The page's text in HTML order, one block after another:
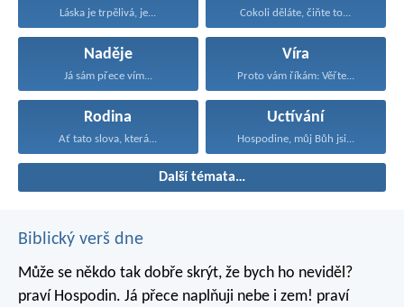
Láska je trpělivá, je... Cokoli děláte, čiňte to...
Naděje
Já sám přece vím...
Víra
Proto vám říkám: Věřte...
Rodina
Ať tato slova, která...
Uctívání
Hospodine, můj Bůh jsi...
Další témata…
Biblický verš dne
Může se někdo tak dobře skrýt, že bych ho neviděl?
praví Hospodin. Já přece naplňuji nebe i zem! praví